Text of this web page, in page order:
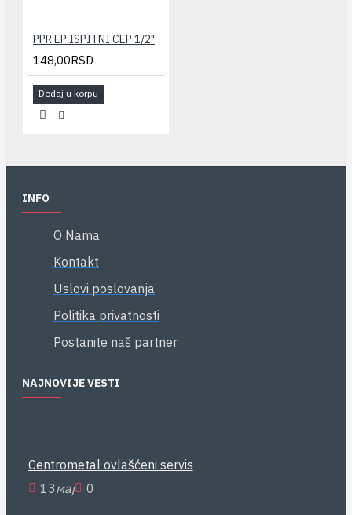
PPR EP ISPITNI CEP 1/2"
148,00RSD
Dodaj u korpu
INFO
O Nama
Kontakt
Uslovi poslovanja
Politika privatnosti
Postanite naš partner
NAJNOVIJE VESTI
Centrometal ovlašćeni servis
13мај 0